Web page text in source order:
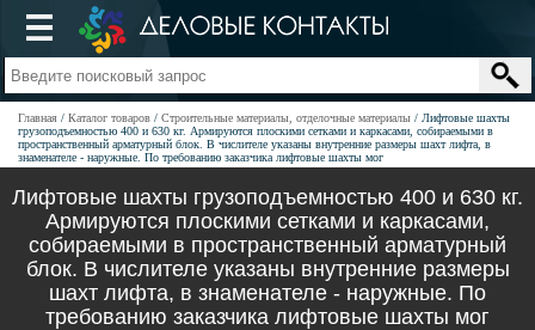
Главная Каталог товаров Строительные материалы, отделочные материалы
Лифтовые шахты
грузоподъемностью 400 и 630 кг. Армируются плоскими сетками и каркасами, собираемыми в
пространственный арматурный блок. В числителе указаны внутренние размеры шахт лифта, в
знаменателе - наружные. По требованию заказчика лифтовые шахты мог
Лифтовые шахты грузоподъемностью 400 и 630 кг.
Армируются плоскими сетками и каркасами,
собираемыми в пространственный арматурный
блок. В числителе указаны внутренние размеры
шахт лифта, в знаменателе - наружные. По
требованию заказчика лифтовые шахты мог